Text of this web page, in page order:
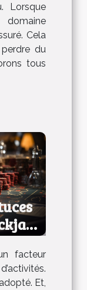
Lorsque
Cela
du
tous
facteur
Et,